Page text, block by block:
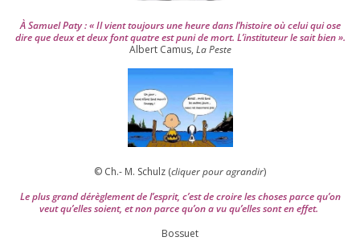
À Samuel Paty : « Il vient tou­jours une heure dans l’his­toire où celui qui ose
dire que deux et deux font quatre est puni de mort. L’instituteur le sait bien ».
Albert Camus, La Peste
© Ch.- M. Schulz (cli­quer pour agran­dir)
Le plus grand dérè­gle­ment de l’es­prit, c’est de croire les choses parce qu’on
veut qu’elles soient, et non parce qu’on a vu qu’elles sont en effet.
Bossuet